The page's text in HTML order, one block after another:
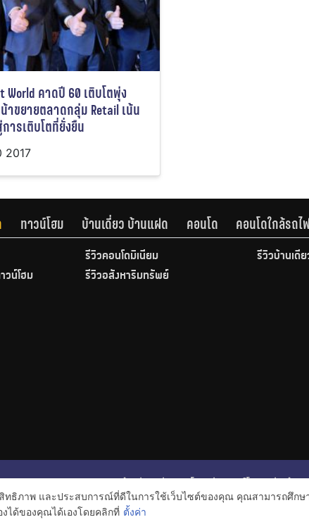
World คาดปี 60 เติบโตพุ่ง
าขยายตลาดกลุ่ม Retail เน้น
ารเติบโตที่ยั่งยืน
2017
ทาวน์โฮม บ้านเดี่ยว บ้านแฝด คอนโด คอนโดใกล้รถ
รีวิวคอนโดมิเนียม
รีวิวบ้านเดี่ย
วน์โฮม
รีวิวอสังหาริมทรัพย์
หน้าหลัก รีวิวคอนโด รีวิวทาวน์โฮม รีวิวบ้าน
ข่าวอสังหาริมทรัพย์
โปรโมชั่นบ้านและคอนโด
ทธิภาพ และประสบการณ์ที่ดีในการใช้เว็บไซต์ของคุณ คุณสามารถศึกษ
ได้ของคุณได้เองโดยคลิกที่ ตั้งค่า